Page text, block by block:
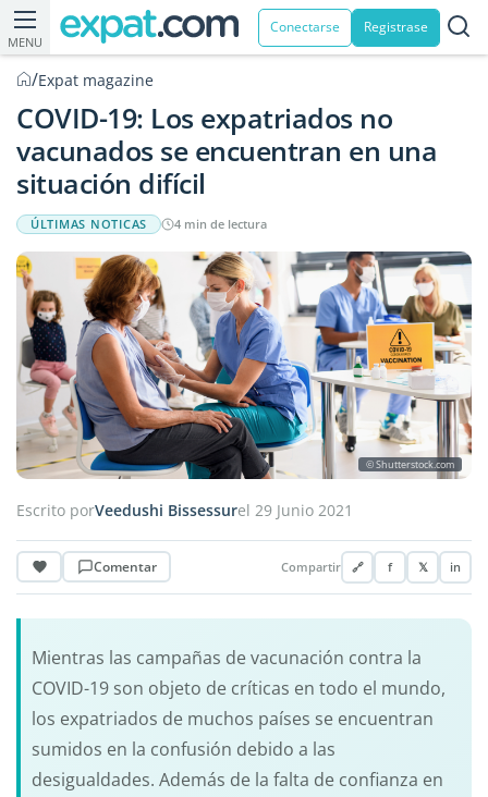
MENU
Conectarse Registrase
/Expat magazine
COVID-19: Los expatriados no
vacunados se encuentran en una
situación difícil
ÚLTIMAS NOTICAS 4 min de lectura
© Shutterstock.com
Escrito porVeedushi Bissessurel 29 Junio 2021
Comentar Compartir 🔗 f 𝕏 in
Mientras las campañas de vacunación contra la
COVID-19 son objeto de críticas en todo el mundo,
los expatriados de muchos países se encuentran
sumidos en la confusión debido a las
desigualdades. Además de la falta de confianza en